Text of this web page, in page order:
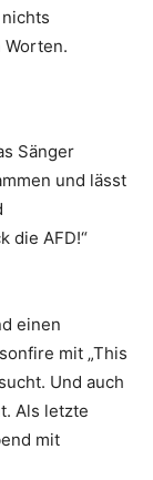
Worten.
Sänger
und lässt
die AFD!“
einen
mit „This
Und auch
Als letzte
mit